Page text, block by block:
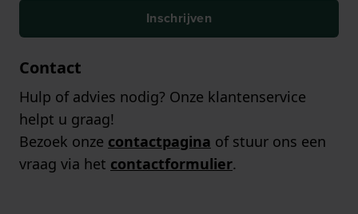
Inschrijven
Contact
Hulp of advies nodig? Onze klantenservice
helpt u graag!
Bezoek onze contactpagina of stuur ons een
vraag via het contactformulier.